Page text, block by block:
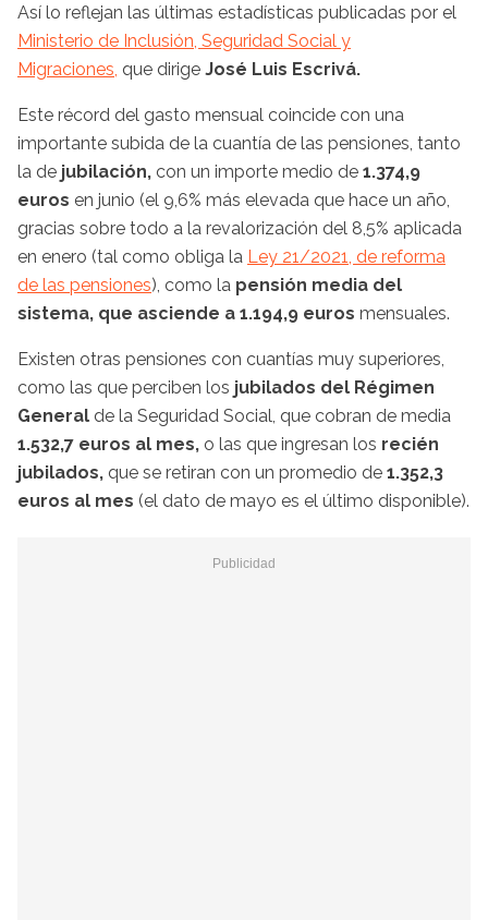
Así lo reflejan las últimas estadísticas publicadas por el
Ministerio de Inclusión, Seguridad Social y
Migraciones, que dirige José Luis Escrivá.
Este récord del gasto mensual coincide con una
importante subida de la cuantía de las pensiones, tanto
la de jubilación, con un importe medio de 1.374,9
euros en junio (el 9,6% más elevada que hace un año,
gracias sobre todo a la revalorización del 8,5% aplicada
en enero (tal como obliga la Ley 21/2021, de reforma
de las pensiones), como la pensión media del
sistema, que asciende a 1.194,9 euros mensuales.
Existen otras pensiones con cuantías muy superiores,
como las que perciben los jubilados del Régimen
General de la Seguridad Social, que cobran de media
1.532,7 euros al mes, o las que ingresan los recién
jubilados, que se retiran con un promedio de 1.352,3
euros al mes (el dato de mayo es el último disponible).